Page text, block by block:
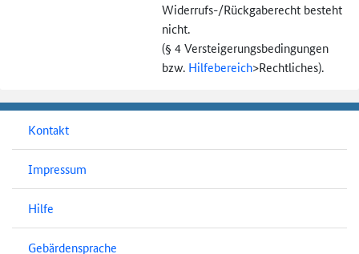
Widerrufs-/Rückgaberecht besteht
nicht.
(§ 4 Versteigerungs­bedingungen
bzw. Hilfebereich>Rechtliches).
Kontakt
Impressum
Hilfe
Gebärdensprache